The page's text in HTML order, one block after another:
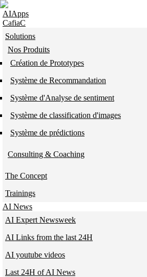
Skip to navigation
Skip to main content
AIApps
CafiaC
Solutions
Nos Produits
Création de Prototypes
Système de Recommandation
Système d'Analyse de sentiment
Système de classification d'images
Système de prédictions
Consulting & Coaching
The Concept
Trainings
AI News
AI Expert Newsweek
AI Links from the last 24H
AI youtube videos
Last 24H of AI News